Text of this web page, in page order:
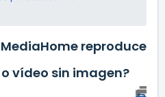
reproduce
vídeo sin imagen?